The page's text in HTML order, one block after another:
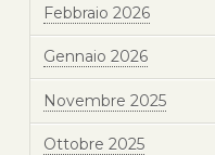
Febbraio 2026
Gennaio 2026
Novembre 2025
Ottobre 2025